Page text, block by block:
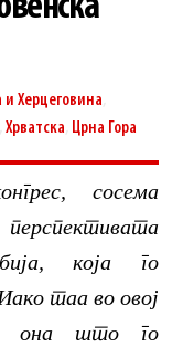
и Херцеговина
,Хрватска Црна Гора
сосема
која го
таа во овој
она што го